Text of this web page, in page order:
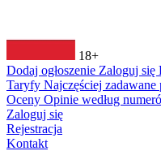
18+
Dodaj ogłoszenie Zaloguj się
Taryfy Najczęściej zadawane
Oceny Opinie według
Zaloguj się
Rejestracja
Kontakt